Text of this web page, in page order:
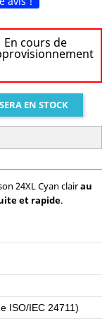
En cours de
EN STOCK
24XL Cyan clairau
et rapide.
ISO/IEC 24711)